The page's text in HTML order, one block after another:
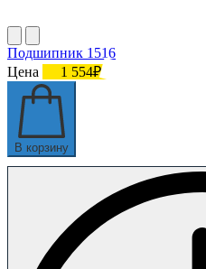
Подшипник 1516
Цена
1 554₽
В корзину